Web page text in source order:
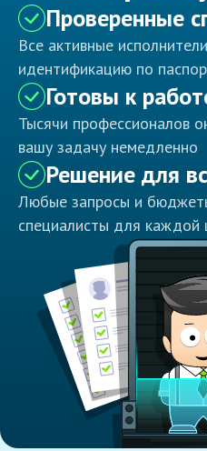
Проверенные
Все активные
идентификацию по
Готовы к
Тысячи профессионалов
вашу задачу немедленно
Решение для
Любые запросы и
специалисты для каждой